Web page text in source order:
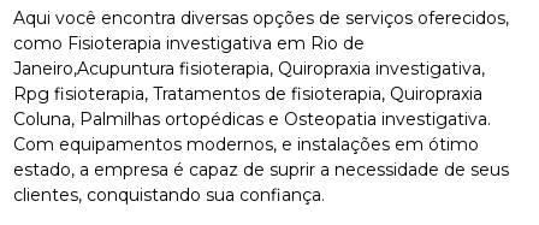
Aqui você encontra diversas opções de serviços oferecidos,
como Fisioterapia investigativa em Rio de
Janeiro,Acupuntura fisioterapia, Quiropraxia investigativa,
Rpg fisioterapia, Tratamentos de fisioterapia, Quiropraxia
Coluna, Palmilhas ortopédicas e Osteopatia investigativa.
Com equipamentos modernos, e instalações em ótimo
estado, a empresa é capaz de suprir a necessidade de seus
clientes, conquistando sua confiança.